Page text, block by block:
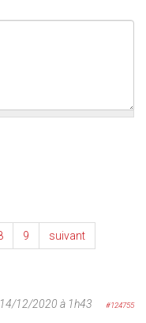
9 suivant
12/2020 à 1h43 #124755